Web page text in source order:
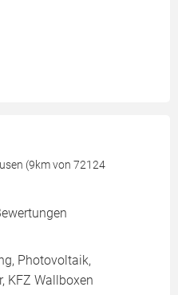
(9km von 72124
Photovoltaik,
KFZ Wallboxen